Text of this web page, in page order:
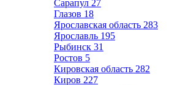
Сарапул 27
Глазов 18
Ярославская область 283
Ярославль 195
Рыбинск 31
Ростов 5
Кировская область 282
Киров 227